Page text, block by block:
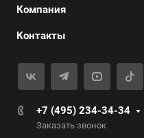
Компания
Контакты
+7 (495) 234-34-34
Заказать звонок